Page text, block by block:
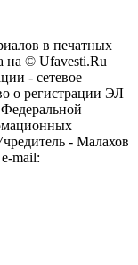
в печатных
на © Ufavesti.Ru
- сетевое
о регистрации ЭЛ
- Малахов
mail: